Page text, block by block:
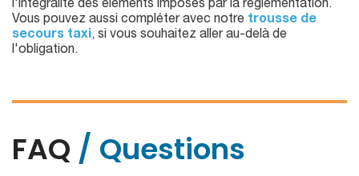
l'intégralité des éléments imposés par la réglementation.
Vous pouvez aussi compléter avec notre trousse de
secours taxi, si vous souhaitez aller au-delà de
l'obligation.
FAQ / Questions